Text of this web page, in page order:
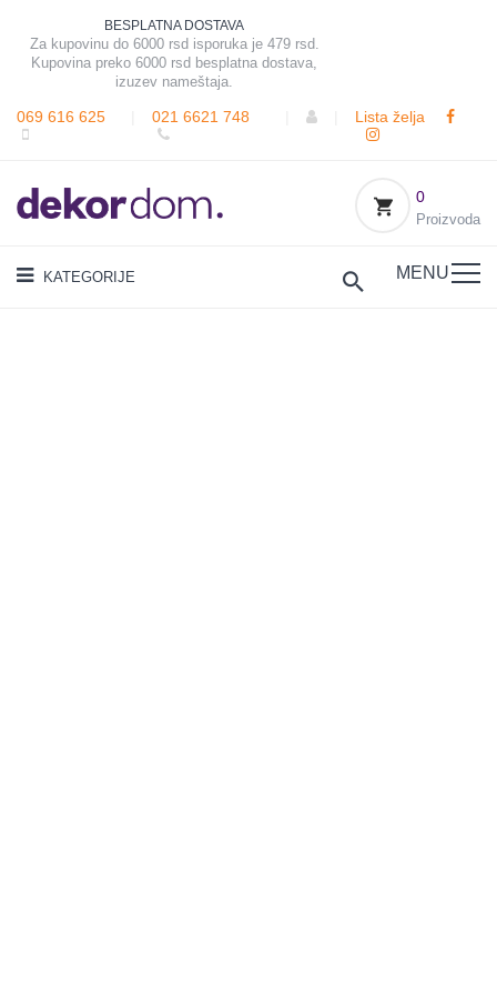
BESPLATNA DOSTAVA
Za kupovinu do 6000 rsd isporuka je 479 rsd.
Kupovina preko 6000 rsd besplatna dostava,
izuzev nameštaja.
069 616 625 021 6621 748 Lista želja
0
Proizvoda
KATEGORIJE MENU